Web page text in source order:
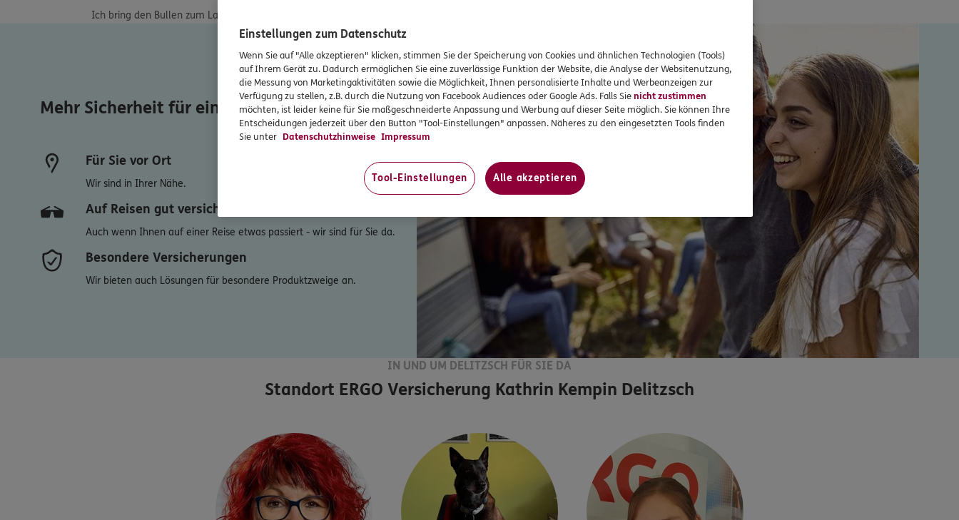
Ich bring den Bullen zum Laufen - mit Strategie, Fonds und Weitblick.
Mehr Sicherheit für ein sorgenfreies Leben
Für Sie vor Ort
Wir sind in Ihrer Nähe.
Auf Reisen gut versichert
Auch wenn Ihnen auf einer Reise etwas passiert - wir sind für Sie da.
Besondere Versicherungen
Wir bieten auch Lösungen für besondere Produktzweige an.
IN UND UM DELITZSCH FÜR SIE DA
Standort ERGO Versicherung Kathrin Kempin Delitzsch
Einstellungen zum Datenschutz
Wenn Sie auf "Alle akzeptieren" klicken, stimmen Sie der Speicherung von Cookies und ähnlichen Technologien (Tools)
auf Ihrem Gerät zu. Dadurch ermöglichen Sie eine zuverlässige Funktion der Website, die Analyse der Websitenutzung,
die Messung von Marketingaktivitäten sowie die Möglichkeit, Ihnen personalisierte Inhalte und Werbeanzeigen zur
Verfügung zu stellen, z.B. durch die Nutzung von Facebook Audiences oder Google Ads. Falls Sienicht zustimmen
möchten, ist leider keine für Sie maßgeschneiderte Anpassung und Werbung auf dieser Seite möglich. Sie können Ihre
Entscheidungen jederzeit über den Button "Tool-Einstellungen" anpassen. Näheres zu den eingesetzten Tools finden
Sie unter Datenschutzhinweise Impressum
Tool-Einstellungen Alle akzeptieren